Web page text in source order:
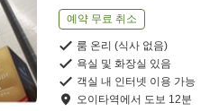
예약 무료 취소
룸 온리 (식사 없음)
욕실 및 화장실 있음
객실 내 인터넷 이용 가능
오이타역에서 도보 12분